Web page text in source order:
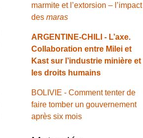
marmite et l’extorsion – l’impact
desmaras
ARGENTINE-CHILI - L’axe.
Collaboration entre Milei et
Kast sur l’industrie minière et
les droits humains
BOLIVIE - Comment tenter de
faire tomber un gouvernement
après six mois